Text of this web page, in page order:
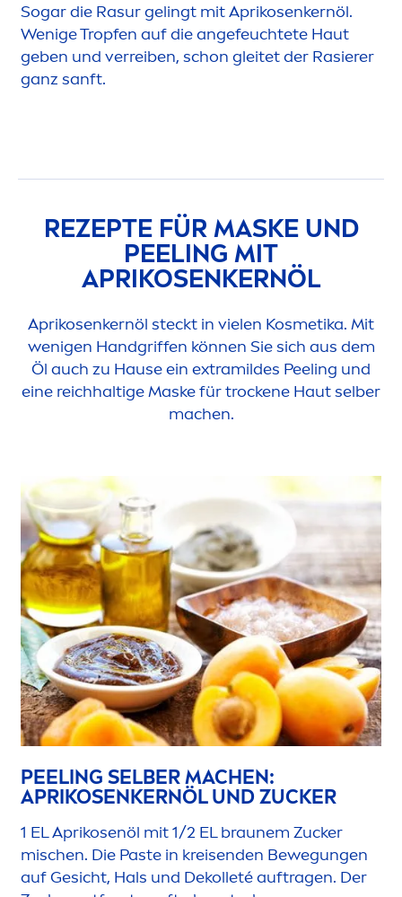
Sogar die Rasur gelingt mit Aprikosenkernöl.
Wenige Tropfen auf die angefeuchtete Haut
geben und verreiben, schon gleitet der Rasierer
ganz sanft.
REZEPTE FÜR MASKE UND
PEELING MIT
APRIKOSENKERNÖL
Aprikosenkernöl steckt in vielen Kosmetika. Mit
wenigen Handgriffen können Sie sich aus dem
Öl auch zu Hause ein extramildes Peeling und
eine reichhaltige Maske für trockene Haut selber
machen.
PEELING SELBER MACHEN:
APRIKOSENKERNÖL UND ZUCKER
1 EL Aprikosenöl mit 1/2 EL braunem Zucker
mischen. Die Paste in kreisenden Bewegungen
auf Gesicht, Hals und Dekolleté auftragen. Der